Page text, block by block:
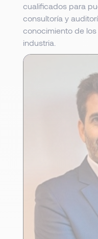
cualificados para
consultoría y
conocimiento de
industria.